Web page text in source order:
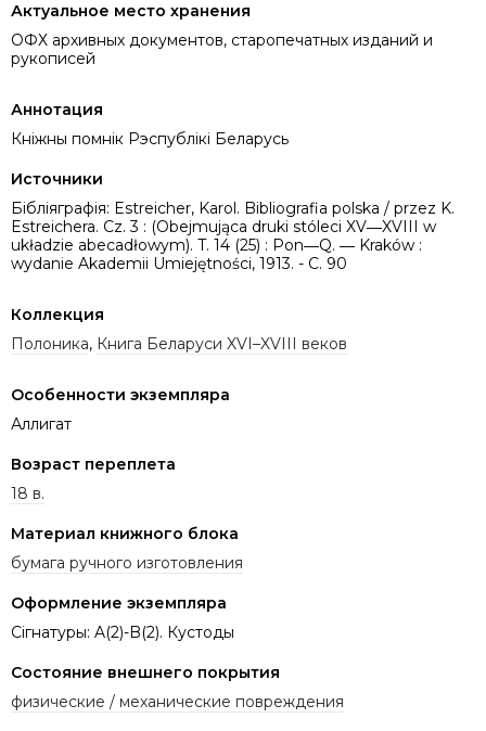
Актуальное место хранения
ОФХ архивных документов, старопечатных изданий и
рукописей
Аннотация
Кніжны помнік Рэспублікі Беларусь
Источники
Бібліяграфія: Estreicher, Karol. Bibliografia polska / przez K.
Estreichera. Cz. 3 : (Obejmująca druki stóleci XV―XVIII w
układzie abecadłowym). T. 14 (25) : Pon―Q. ― Kraków :
wydanie Akademii Umiejętności, 1913. - C. 90
Коллекция
Полоника, Книга Беларуси XVI–XVIII веков
Особенности экземпляра
Аллигат
Возраст переплета
18 в.
Материал книжного блока
бумага ручного изготовления
Оформление экземпляра
Сігнатуры: A(2)-B(2). Кустоды
Состояние внешнего покрытия
физические / механические повреждения